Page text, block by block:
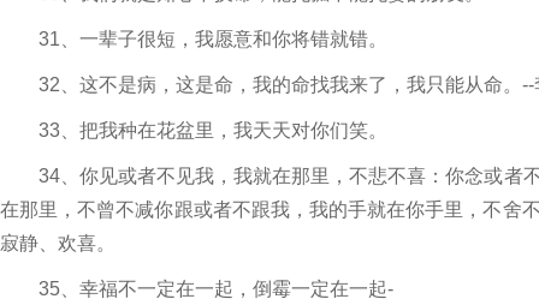
31、一辈子很短，我愿意和你将错就错。
32、这不是病，这是命，我的命找我来了，我只能从命。--
33、把我种在花盆里，我天天对你们笑。
34、你见或者不见我，我就在那里，不悲不喜：你念或者
在那里，不曾不减你跟或者不跟我，我的手就在你手里，不舍
寂静、欢喜。
35、幸福不一定在一起，倒霉一定在一起-